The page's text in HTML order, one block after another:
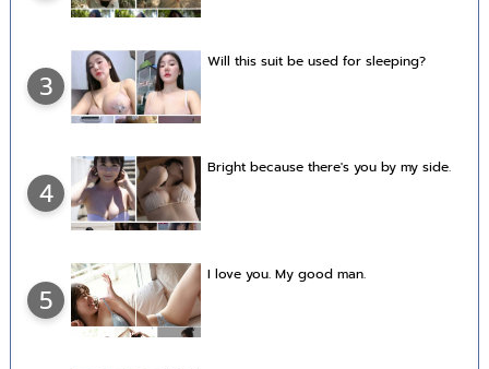
3
Will this suit be used for sleeping?
4
Bright because there's you by my side.
5
I love you. My good man.